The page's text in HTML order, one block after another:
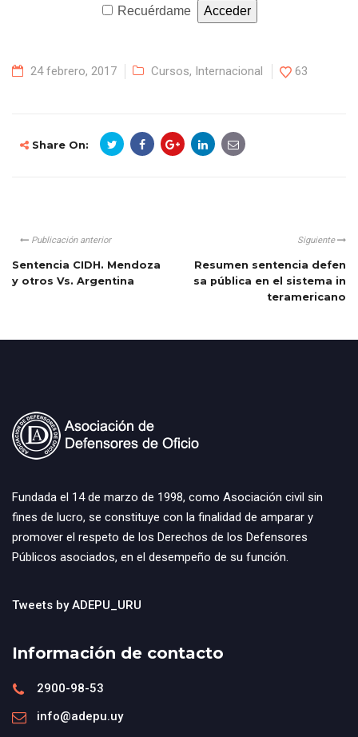
Recuérdame
24 febrero, 2017 Cursos, Internacional 63
Share On:
Publicación anterior
Sentencia CIDH. Mendoza
y otros Vs. Argentina
Siguiente
Resumen sentencia defen
sa pública en el sistema in
teramericano
Fundada el 14 de marzo de 1998, como Asociación civil sin
fines de lucro, se constituye con la finalidad de amparar y
promover el respeto de los Derechos de los Defensores
Públicos asociados, en el desempeño de su función.
Tweets by ADEPU_URU
Información de contacto
2900-98-53
info@adepu.uy